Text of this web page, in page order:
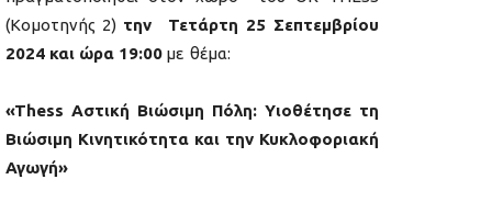
(Κομοτηνής 2) την Τετάρτη 25 Σεπτεμβρίου
2024 και ώρα 19:00 με θέμα:
«Thess Αστική Βιώσιμη Πόλη: Υιοθέτησε τη
Βιώσιμη Κινητικότητα και την Κυκλοφοριακή
Αγωγή»